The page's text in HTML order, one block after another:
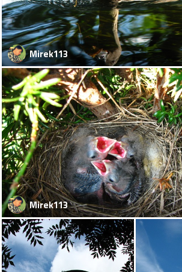
Mirek113
Mirek113